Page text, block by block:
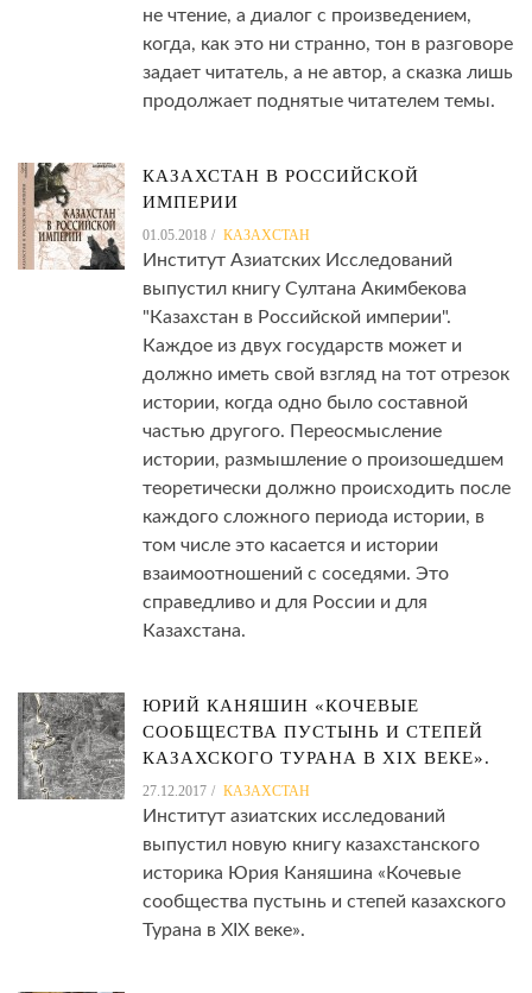
не чтение, а диалог с произведением,
когда, как это ни странно, тон в разговоре
задает читатель, а не автор, а сказка лишь
продолжает поднятые читателем темы.
КАЗАХСТАН В РОССИЙСКОЙ
ИМПЕРИИ
01.05.2018 КАЗАХСТАН
Институт Азиатских Исследований
выпустил книгу Султана Акимбекова
"Казахстан в Российской империи".
Каждое из двух государств может и
должно иметь свой взгляд на тот отрезок
истории, когда одно было составной
частью другого. Переосмысление
истории, размышление о произошедшем
теоретически должно происходить после
каждого сложного периода истории, в
том числе это касается и истории
взаимоотношений с соседями. Это
справедливо и для России и для
Казахстана.
ЮРИЙ КАНЯШИН «КОЧЕВЫЕ
СООБЩЕСТВА ПУСТЫНЬ И СТЕПЕЙ
КАЗАХСКОГО ТУРАНА В XIX ВЕКЕ».
27.12.2017 КАЗАХСТАН
Институт азиатских исследований
выпустил новую книгу казахстанского
историка Юрия Каняшина «Кочевые
сообщества пустынь и степей казахского
Турана в XIX веке».